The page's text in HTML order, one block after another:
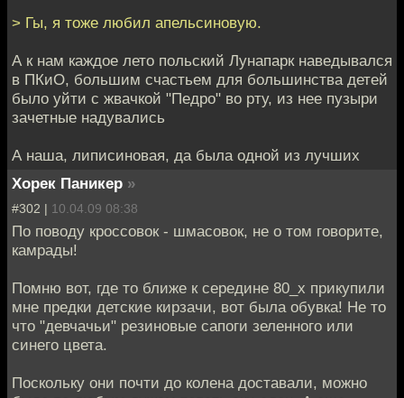
> Гы, я тоже любил апельсиновую.
А к нам каждое лето польский Лунапарк наведывался
в ПКиО, большим счастьем для большинства детей
было уйти с жвачкой "Педро" во рту, из нее пузыри
зачетные надувались
А наша, липисиновая, да была одной из лучших
Хорек Паникер »
#302 | 10.04.09 08:38
По поводу кроссовок - шмасовок, не о том говорите,
камрады!
Помню вот, где то ближе к середине 80_х прикупили
мне предки детские кирзачи, вот была обувка! Не то
что "девчачьи" резиновые сапоги зеленного или
синего цвета.
Поскольку они почти до колена доставали, можно